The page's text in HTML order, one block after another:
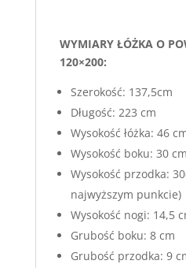
WYMIARY ŁÓŻKA O
120×200:
Szerokość: 137,5cm
Długość: 223 cm
Wysokość łóżka: 46
Wysokość boku: 30 cm
Wysokość przodka:
najwyższym punkcie)
Wysokość nogi: 14,5
Grubość boku: 8 cm
Grubość przodka: 9